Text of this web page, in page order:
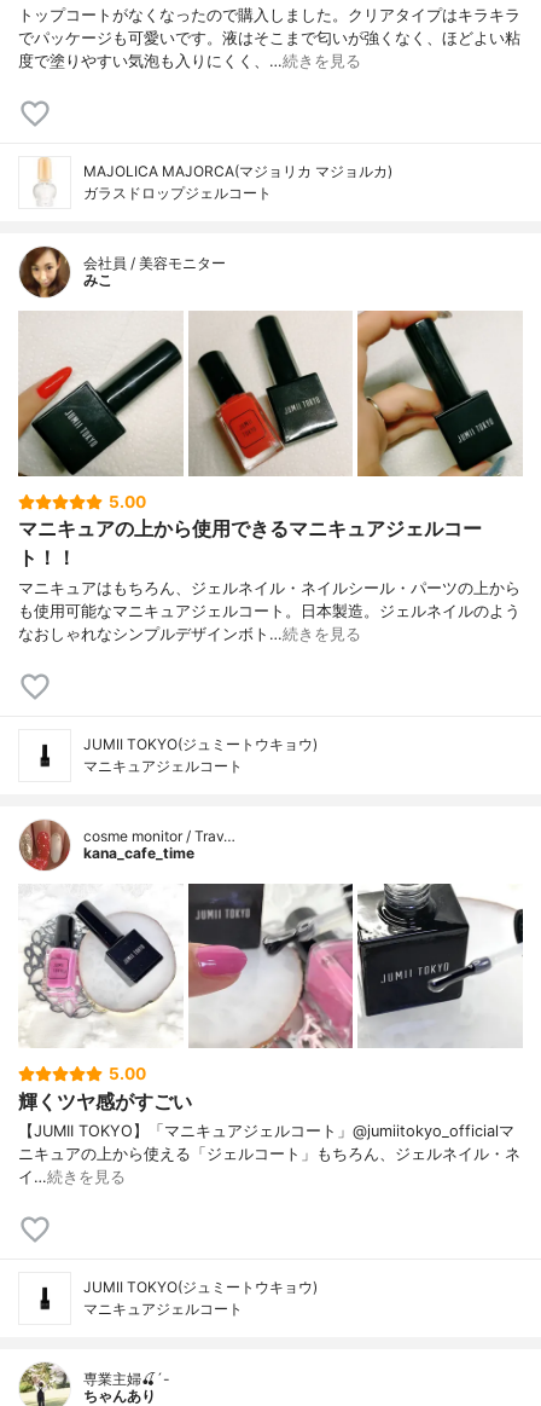
トップコートがなくなったので購入しました。クリアタイプはキラキラ
でパッケージも可愛いです。液はそこまで匂いが強くなく、ほどよい粘
度で塗りやすい気泡も入りにくく、…続きを見る
MAJOLICA MAJORCA(マジョリカ マジョルカ)
ガラスドロップジェルコート
会社員 / 美容モニター
みこ
5.00
マニキュアの上から使用できるマニキュアジェルコー
ト！！
マニキュアはもちろん、ジェルネイル・ネイルシール・パーツの上から
も使用可能なマニキュアジェルコート。日本製造。ジェルネイルのよう
なおしゃれなシンプルデザインボト…続きを見る
JUMII TOKYO(ジュミートウキョウ)
マニキュアジェルコート
cosme monitor / Trav…
kana_cafe_time
5.00
輝くツヤ感がすごい
【JUMII TOKYO】「マニキュアジェルコート」@jumiitokyo_officialマ
ニキュアの上から使える「ジェルコート」もちろん、ジェルネイル・ネ
イ…続きを見る
JUMII TOKYO(ジュミートウキョウ)
マニキュアジェルコート
専業主婦🍒´-
ちゃんあり